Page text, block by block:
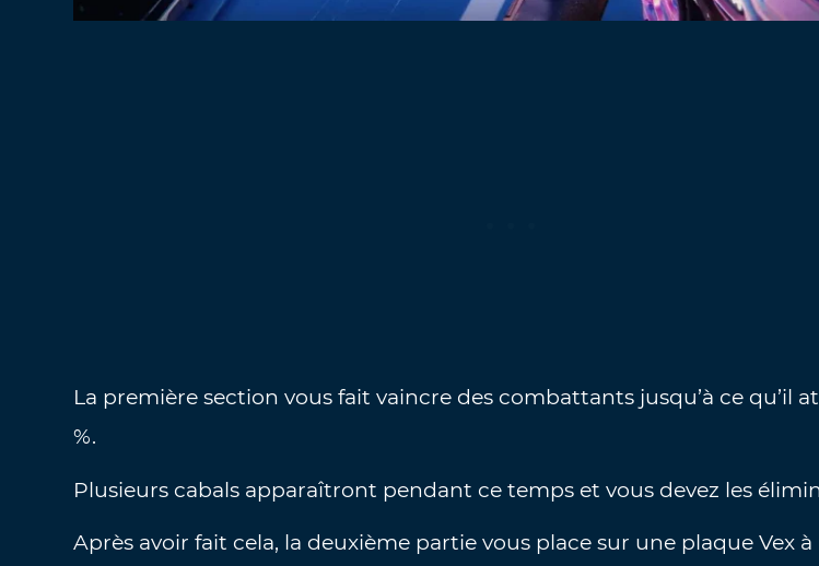
La première section vous fait vaincre des combattants jusqu’à ce qu’il
%.
Plusieurs cabals apparaîtront pendant ce temps et vous devez les
Après avoir fait cela, la deuxième partie vous place sur une plaque Vex